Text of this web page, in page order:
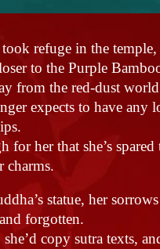
took refuge in the temple,
to the Purple
from the red-dust
expects to have any
for her that she’s
charms.
statue, her
forgotten.
she’d copy sutra texts,